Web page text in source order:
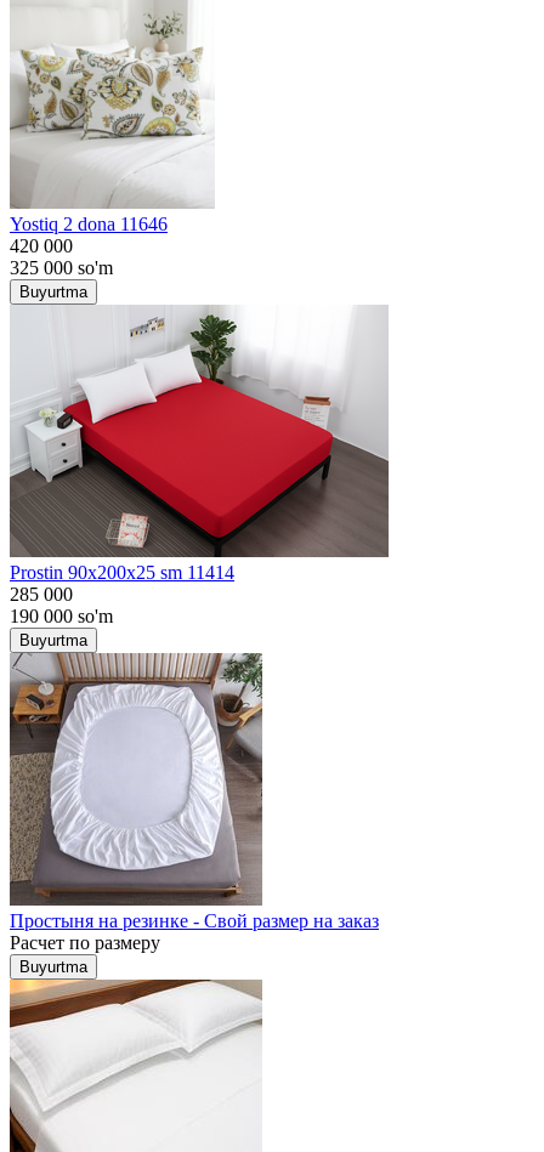
Yostiq 2 dona 11646
420 000
325 000 so'm
Buyurtma
Prostin 90x200x25 sm 11414
285 000
190 000 so'm
Buyurtma
Простыня на резинке - Свой размер на заказ
Расчет по размеру
Buyurtma